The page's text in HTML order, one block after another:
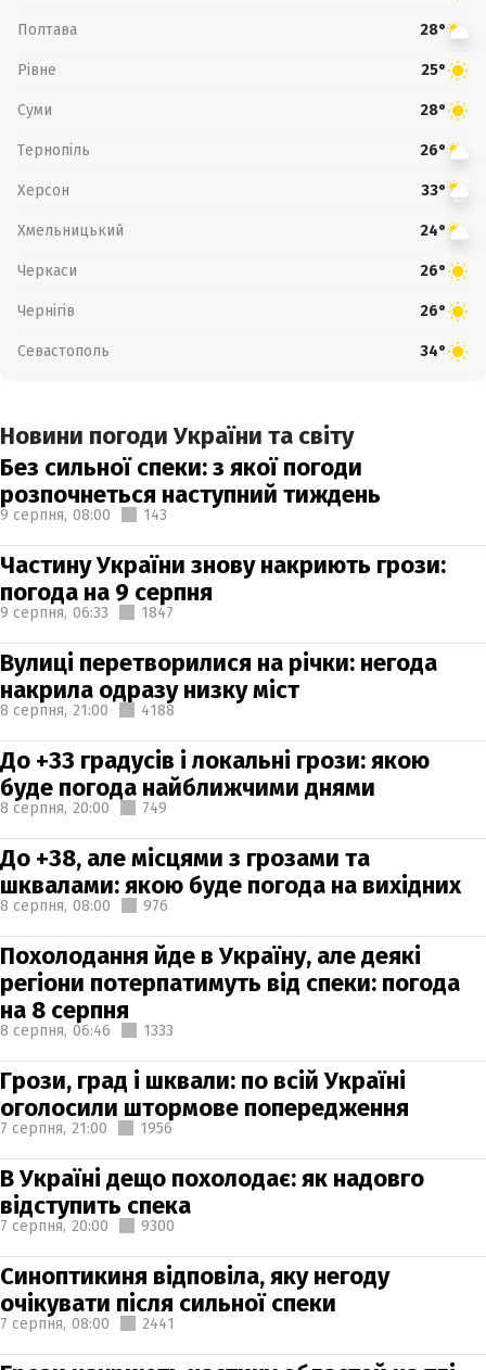
Полтава 28°
Рівне 25°
Суми 28°
Тернопіль 26°
Херсон 33°
Хмельницький 24°
Черкаси 26°
Чернігів 26°
Севастополь 34°
Новини погоди України та світу
Без сильної спеки: з якої погоди
розпочнеться наступний тиждень
9 серпня, 08:00 143
Частину України знову накриють грози:
погода на 9 серпня
9 серпня, 06:33 1847
Вулиці перетворилися на річки: негода
накрила одразу низку міст
8 серпня, 21:00 4188
До +33 градусів і локальні грози: якою
буде погода найближчими днями
8 серпня, 20:00 749
До +38, але місцями з грозами та
шквалами: якою буде погода на вихідних
8 серпня, 08:00 976
Похолодання йде в Україну, але деякі
регіони потерпатимуть від спеки: погода
на 8 серпня
8 серпня, 06:46 1333
Грози, град і шквали: по всій Україні
оголосили штормове попередження
7 серпня, 21:00 1956
В Україні дещо похолодає: як надовго
відступить спека
7 серпня, 20:00 9300
Синоптикиня відповіла, яку негоду
очікувати після сильної спеки
7 серпня, 08:00 2441